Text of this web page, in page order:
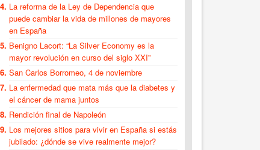
La reforma de la Ley de Dependencia que
puede cambiar la vida de millones de mayores
en España
Benigno Lacort: “La Silver Economy es la
mayor revolución en curso del siglo XXI”
San Carlos Borromeo, 4 de noviembre
La enfermedad que mata más que la diabetes y
el cáncer de mama juntos
Rendición final de Napoleón
Los mejores sitios para vivir en España si estás
jubilado: ¿dónde se vive realmente mejor?